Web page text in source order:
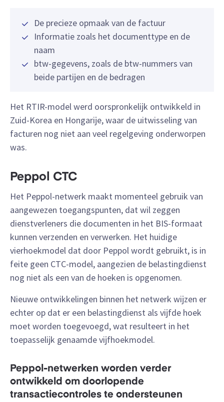
De precieze opmaak van de factuur
Informatie zoals het documenttype en de
naam
btw-gegevens, zoals de btw-nummers van
beide partijen en de bedragen
Het RTIR-model werd oorspronkelijk ontwikkeld in
Zuid-Korea en Hongarije, waar de uitwisseling van
facturen nog niet aan veel regelgeving onderworpen
was.
Peppol CTC
Het Peppol-netwerk maakt momenteel gebruik van
aangewezen toegangspunten, dat wil zeggen
dienstverleners die documenten in het BIS-formaat
kunnen verzenden en verwerken. Het huidige
vierhoekmodel dat door Peppol wordt gebruikt, is in
feite geen CTC-model, aangezien de belastingdienst
nog niet als een van de hoeken is opgenomen.
Nieuwe ontwikkelingen binnen het netwerk wijzen er
echter op dat er een belastingdienst als vijfde hoek
moet worden toegevoegd, wat resulteert in het
toepasselijk genaamde vijfhoekmodel.
Peppol-netwerken worden verder
ontwikkeld om doorlopende
transactiecontroles te ondersteunen